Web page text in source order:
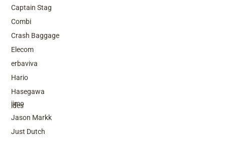
Top Brands
iimo
Jason Markk
Just Dutch
Captain Stag
Combi
Crash Baggage
Elecom
erbaviva
Hario
Hasegawa
ides